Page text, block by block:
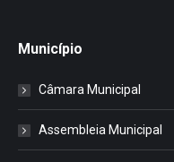
Município
Câmara Municipal
Assembleia Municipal